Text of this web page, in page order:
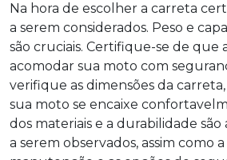
Na hora de escolher a carreta
a serem considerados. Peso e
são cruciais. Certifique-se de que
acomodar sua moto com
verifique as dimensões da
sua moto se encaixe
dos materiais e a durabilidade são
a serem observados, assim como